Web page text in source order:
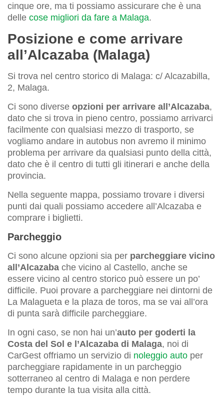
cinque ore, ma ti possiamo assicurare che è una
delle cose migliori da fare a Malaga.
Posizione e come arrivare
all’Alcazaba (Malaga)
Si trova nel centro storico di Malaga: c/ Alcazabilla,
2, Malaga.
Ci sono diverse opzioni per arrivare all’Alcazaba,
dato che si trova in pieno centro, possiamo arrivarci
facilmente con qualsiasi mezzo di trasporto, se
vogliamo andare in autobus non avremo il minimo
problema per arrivare da qualsiasi punto della città,
dato che è il centro di tutti gli itinerari e anche della
provincia.
Nella seguente mappa, possiamo trovare i diversi
punti dai quali possiamo accedere all’Alcazaba e
comprare i biglietti.
Parcheggio
Ci sono alcune opzioni sia per parcheggiare vicino
all’Alcazaba che vicino al Castello, anche se
essere vicino al centro storico può essere un po’
difficile. Puoi provare a parcheggiare nei dintorni de
La Malagueta e la plaza de toros, ma se vai all’ora
di punta sarà difficile parcheggiare.
In ogni caso, se non hai un’auto per goderti la
Costa del Sol e l’Alcazaba di Malaga, noi di
CarGest offriamo un servizio di noleggio auto per
parcheggiare rapidamente in un parcheggio
sotterraneo al centro di Malaga e non perdere
tempo durante la tua visita alla città.